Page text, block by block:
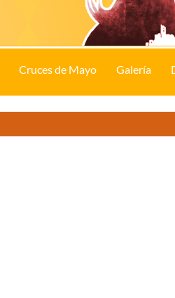
Cruces de Mayo Galería